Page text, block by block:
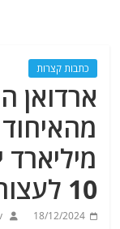
כתבות קצרות
ארדואן
10 לעצור את זרם הפליטים
18/12/2024